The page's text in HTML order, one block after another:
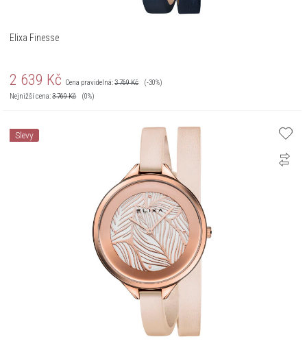
Elixa Finesse
2 639 Kč Cena pravidelná:3 769Kč
(-30%)
Nejnižší cena:3 769Kč (0%)
Slevy